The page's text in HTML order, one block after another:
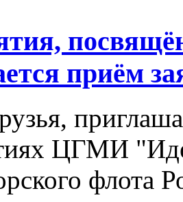
приём
ЦГМИ
флота